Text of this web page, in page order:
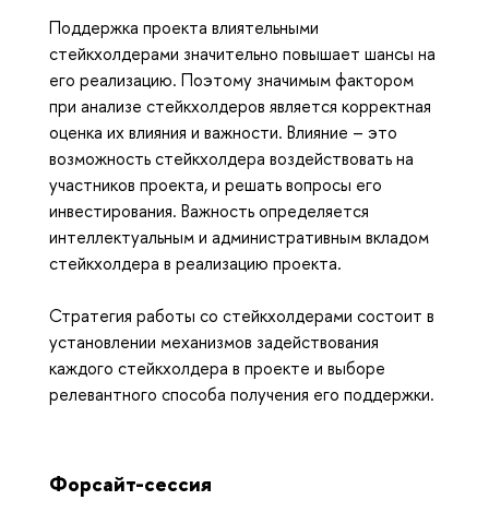
Поддержка проекта влиятельными
стейкхолдерами значительно повышает шансы на
его реализацию. Поэтому значимым фактором
при анализе стейкхолдеров является корректная
оценка их влияния и важности. Влияние – это
возможность стейкхолдера воздействовать на
участников проекта, и решать вопросы его
инвестирования. Важность определяется
интеллектуальным и административным вкладом
стейкхолдера в реализацию проекта.
Стратегия работы со стейкхолдерами состоит в
установлении механизмов задействования
каждого стейкхолдера в проекте и выборе
релевантного способа получения его поддержки.
Форсайт-сессия